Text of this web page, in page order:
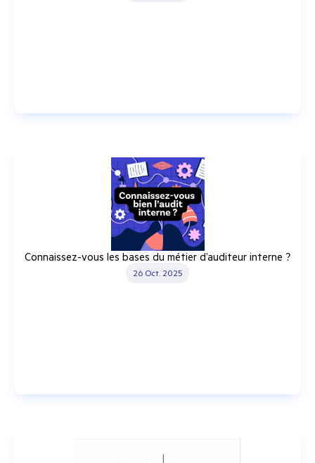
Connaissez-vous les bases du métier d’auditeur interne ?
26 Oct. 2025